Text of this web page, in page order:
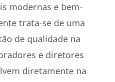
modernas e bem-
trata-se de uma
de qualidade na
e diretores
diretamente na